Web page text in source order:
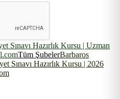
Sınavı Hazırlık Kursu | Uzman
Tüm ŞubelerBarbaros
Sınavı Hazırlık Kursu | 2026